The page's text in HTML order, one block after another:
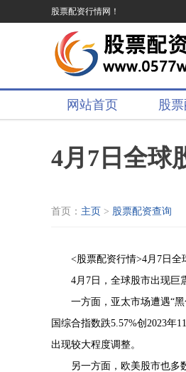
股票配资行情网！
网站首页 股
4月7日全球
首页： 主页 > 股票配资查询
<股票配资行情>4月7日
4月7日，全球股市出现巨
一方面，亚太市场遭遇“
国综合指数跌5.57%创2023年
出现较大程度调整。
另一方面，欧美股市也多